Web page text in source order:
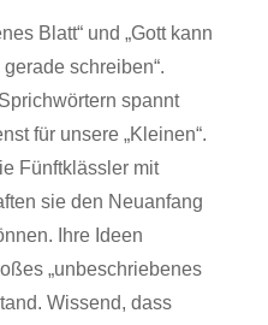
Blatt“ und „Gott kann
schreiben“.
spannt
für unsere „Kleinen“.
Fünftklässler mit
sie den Neuanfang
Ihre Ideen
„unbeschriebenes
Wissend, dass